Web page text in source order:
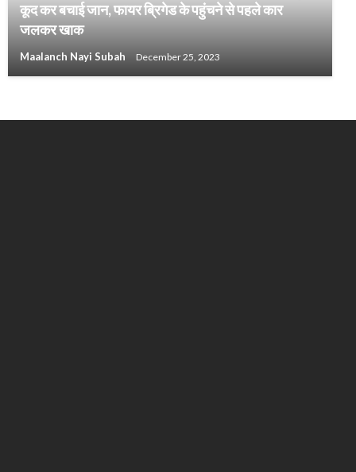
कूद कर बचाई जान, फायर ब्रिगेड के पहुंचने से पहले कार
जलकर खाक
Maalanch Nayi Subah December 25, 2023